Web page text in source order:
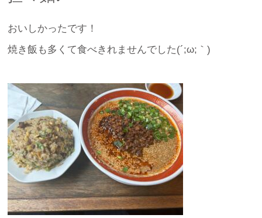
おいしかったです！
焼き飯も多くて食べきれませんでした(´;ω;｀)